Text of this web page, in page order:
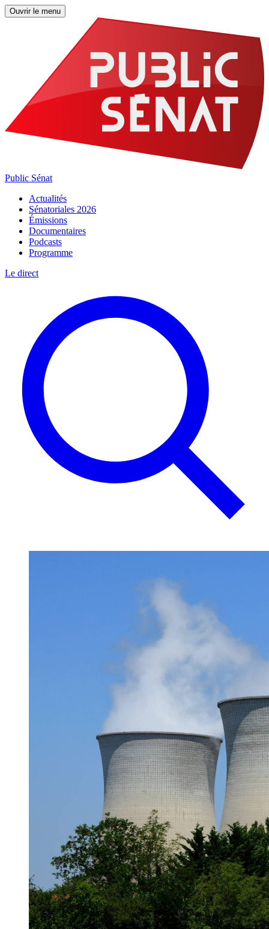
Ouvrir le menu
Public Sénat
Actualités
Sénatoriales 2026
Émissions
Documentaires
Podcasts
Programme
Le direct